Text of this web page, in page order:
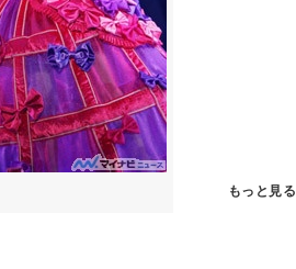
もっと見る